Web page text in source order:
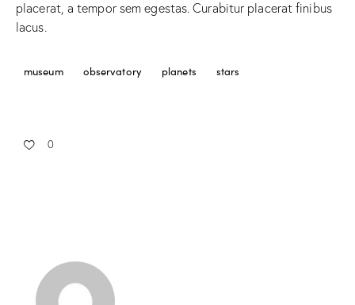
placerat, a tempor sem egestas. Curabitur placerat finibus
lacus.
museum observatory planets stars
0